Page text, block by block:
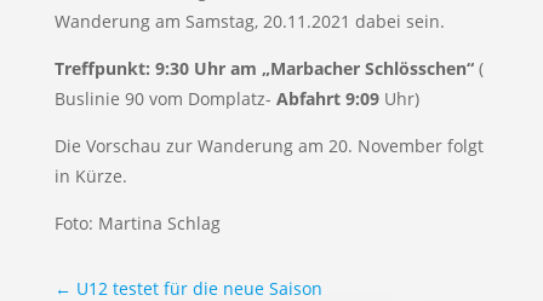
Wanderung am Samstag, 20.11.2021 dabei sein.
Treffpunkt: 9:30 Uhr am „Marbacher Schlösschen“(
Buslinie 90 vom Domplatz- Abfahrt 9:09Uhr)
Die Vorschau zur Wanderung am 20. November folgt
in Kürze.
Foto: Martina Schlag
← U12 testet für die neue Saison